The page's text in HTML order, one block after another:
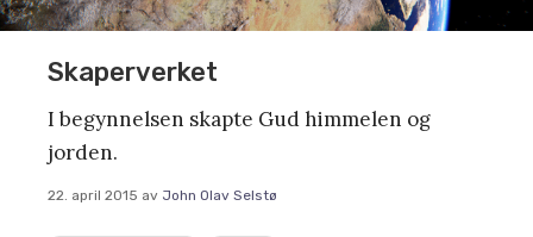
Skaperverket
I begynnelsen skapte Gud himmelen og
jorden.
22. april 2015 av John Olav Selstø